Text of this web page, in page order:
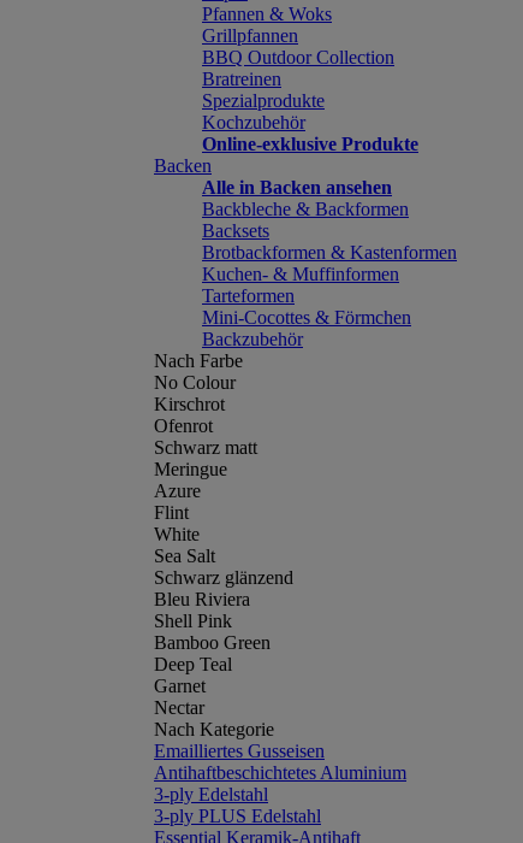
Pfannen & Woks
Grillpfannen
BBQ Outdoor Collection
Bratreinen
Spezialprodukte
Kochzubehör
Online-exklusive Produkte
Backen
Alle in Backen ansehen
Backbleche & Backformen
Backsets
Brotbackformen & Kastenformen
Kuchen- & Muffinformen
Tarteformen
Mini-Cocottes & Förmchen
Backzubehör
Nach Farbe
No Colour
Kirschrot
Ofenrot
Schwarz matt
Meringue
Azure
Flint
White
Sea Salt
Schwarz glänzend
Bleu Riviera
Shell Pink
Bamboo Green
Deep Teal
Garnet
Nectar
Nach Kategorie
Emailliertes Gusseisen
Antihaftbeschichtetes Aluminium
3-ply Edelstahl
3-ply PLUS Edelstahl
Essential Keramik-Antihaft